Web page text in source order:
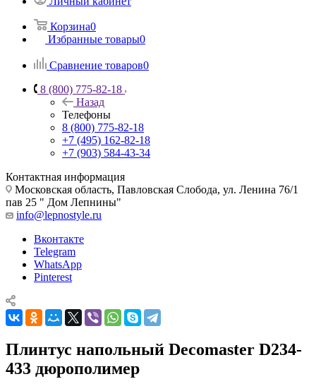
Корзина0
Избранные товары0
Сравнение товаров0
8 (800) 775-82-18
Назад
Телефоны
8 (800) 775-82-18
+7 (495) 162-82-18
+7 (903) 584-43-34
Контактная информация
Московская область, Павловская Слобода, ул. Ленина 76/1
пав 25 " Дом Лепнины"
info@lepnostyle.ru
Вконтакте
Telegram
WhatsApp
Pinterest
Плинтус напольный Decomaster D234-
433 дюрополимер